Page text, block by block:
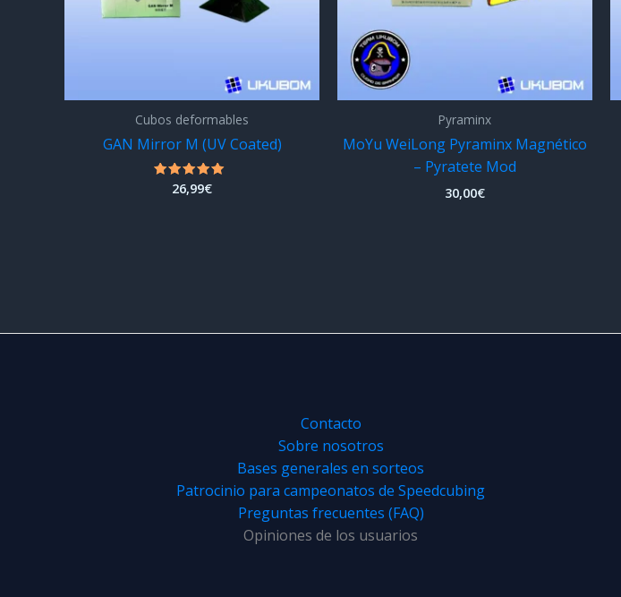
Cubos deformables
GAN Mirror M (UV Coated)
Valorado
con
26,99€
Pyraminx
MoYu WeiLong Pyraminx Magnético
– Pyratete Mod
30,00€
Contacto
Sobre nosotros
Bases generales en sorteos
Patrocinio para campeonatos de Speedcubing
Preguntas frecuentes (FAQ)
Opiniones de los usuarios